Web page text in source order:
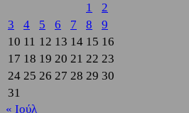
1
2
3
4 5 6 7 8
9
10 11 12 13 14 15 16
17 18 19 20 21 22 23
24 25 26 27 28 29 30
31
« Ιούλ